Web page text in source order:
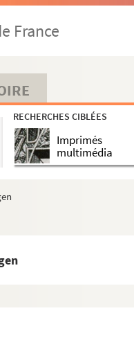
France
RECHERCHES CIBLÉES
Imprimés
multimédia
commence par F